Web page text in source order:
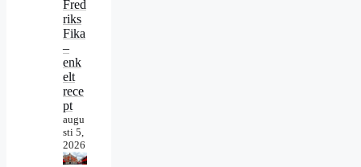
Fred
riks
Fika
–
enk
elt
rece
pt
augu
sti 5,
2026